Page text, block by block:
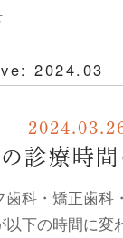
2024.03
診療時
歯科・矯正歯科
以下の時間に変